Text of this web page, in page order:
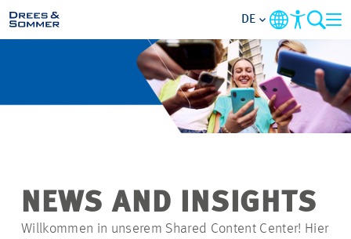
MARKETS
SERVICES
IM FOKUS
DE
NEWS AND INSIGHTS
Willkommen in unserem Shared Content Center! Hier